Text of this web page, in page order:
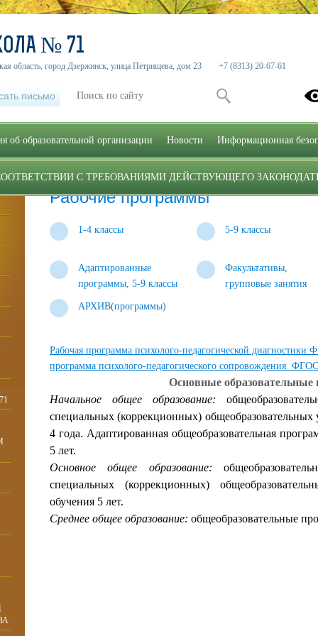
Главная » Рабочие программы
Рабочие программы
1-4 классы 5-9 классы
Адаптированные
программы, 5-9 классы
Факультативы,
групповые занятия
АРХИВ(программы)
Рабочая программа психолого-педагогической
программа психолого-педагогического сопровождения
Основные
Начальное общее образование:
специальных (коррекционных)
4 года. Адаптированная общеобразовательная
5 лет.
Основное общее образование:
специальных (коррекционных)
обучения 5 лет.
Среднее общее образование: общеобразовательные
№ 71
область, город Дзержинск, улица Петрищева, дом 23 +7 (8313) 20-67-61
письмо
об образовательной организации Новости Информационная
С ТРЕБОВАНИЯМИ ДЕЙСТВУЮЩЕГО